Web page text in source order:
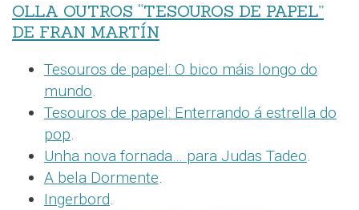
OLLA OUTROS “TESOUROS DE PAPEL”
DE FRAN MARTÍN
Tesouros de papel: O bico máis longo do
mundo.
Tesouros de papel: Enterrando á estrella do
pop.
Unha nova fornada… para Judas Tadeo.
A bela Dormente.
Ingerbord.